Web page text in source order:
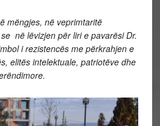
mëngjes, në veprimtaritë
në lëvizjen për liri e pavarësi Dr.
i rezistencës me përkrahjen e
elitës intelektuale, patriotëve dhe